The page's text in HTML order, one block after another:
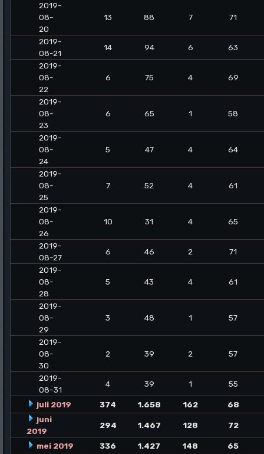
2019-
08-
20
13 88 7 71
2019-
08-21
14 94 6
63
2019-
08-
22
6 75 4 69
2019-
08-
23
6 65 1 58
2019-
08-
24
5 47 4 64
2019-
08-
25
7 52 4 61
2019-
08-
26
10 31 4 65
2019-
08-27
6 46 2
71
2019-
08-
28
5 43 4 61
2019-
08-
29
3 48 1 57
2019-
08-
30
2 39 2 57
2019-
08-31
4 39 1 55
juli 2019 374 1.658 162
68
juni
2019
294 1.467 128 72
mei 2019 336 1.427 148
65